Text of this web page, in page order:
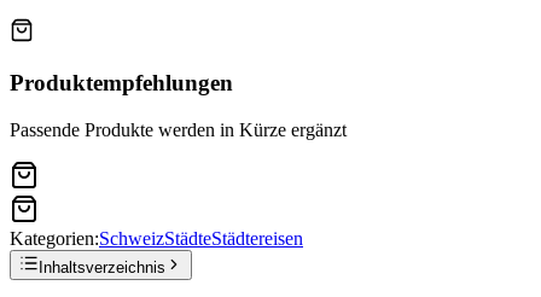
Produktempfehlungen
Passende Produkte werden in Kürze ergänzt
Kategorien:SchweizStädteStädtereisen
Inhaltsverzeichnis